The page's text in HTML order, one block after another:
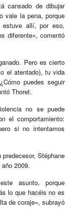
cansado de dibujar
vale la pena, porque
allí, por eso,
diferente», comentó
Pero es cierto
el atentado), tu vida
puedes seguir
Thoret.
no se puede
el comportamiento:
si no intentamos
Stéphane
2009.
asunto, porque
lo que hacéis no es
de coraje», subrayó